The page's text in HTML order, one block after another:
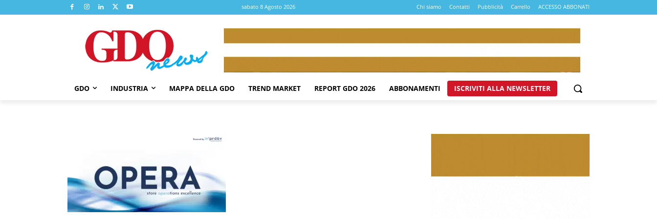
sabato 8 Agosto 2026 Chi siamo Contatti Pubblicità Carrello ACCESSO ABBONATI
GDO INDUSTRIA MAPPA DELLA GDO TREND MARKET REPORT GDO 2026 ABBONAMENTI ISCRIVITI ALLA NEWSLETTER